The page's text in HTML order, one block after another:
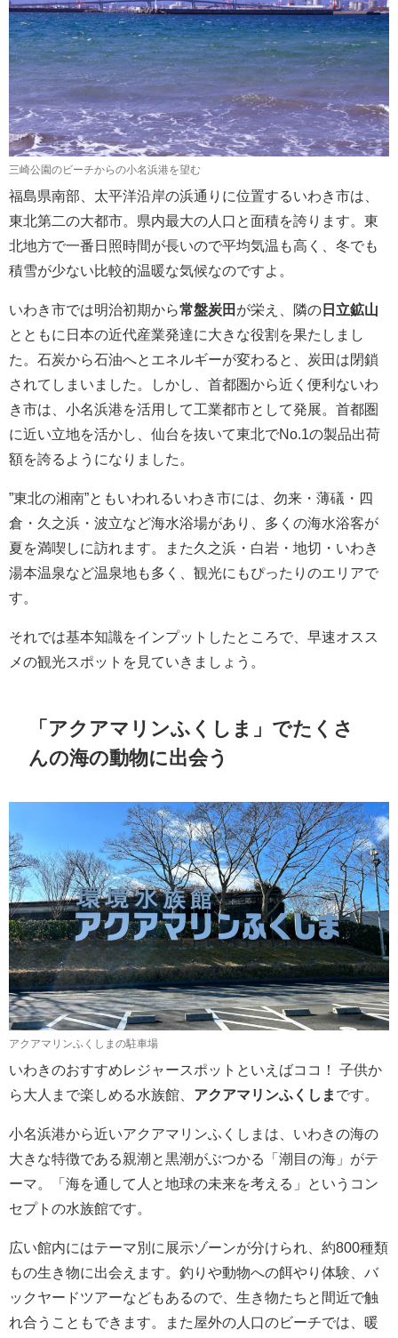
三崎公園のビーチからの小名浜港を望む
福島県南部、太平洋沿岸の浜通りに位置するいわき市は、
東北第二の大都市。県内最大の人口と面積を誇ります。東
北地方で一番日照時間が長いので平均気温も高く、冬でも
積雪が少ない比較的温暖な気候なのですよ。
いわき市では明治初期から常盤炭田 が栄え、隣の 日立鉱山
とともに日本の近代産業発達に大きな役割を果たしまし
た。石炭から石油へとエネルギーが変わると、炭田は閉鎖
されてしまいました。しかし、首都圏から近く便利ないわ
き市は、小名浜港を活用して工業都市として発展。首都圏
に近い立地を活かし、仙台を抜いて東北でNo.1の製品出荷
額を誇るようになりました。
”東北の湘南”ともいわれるいわき市には、勿来・薄礒・四
倉・久之浜・波立など海水浴場があり、多くの海水浴客が
夏を満喫しに訪れます。また久之浜・白岩・地切・いわき
湯本温泉など温泉地も多く、観光にもぴったりのエリアで
す。
それでは基本知識をインプットしたところで、早速オスス
メの観光スポットを見ていきましょう。
「アクアマリンふくしま」でたくさ
んの海の動物に出会う
アクアマリンふくしまの駐車場
いわきのおすすめレジャースポットといえばココ！ 子供か
ら大人まで楽しめる水族館、 アクアマリンふくしま です。
小名浜港から近いアクアマリンふくしまは、いわきの海の
大きな特徴である親潮と黒潮がぶつかる「潮目の海」がテ
ーマ。「海を通して人と地球の未来を考える」というコン
セプトの水族館です。
広い館内にはテーマ別に展示ゾーンが分けられ、約800種類
もの生き物に出会えます。釣りや動物への餌やり体験、バ
ックヤードツアーなどもあるので、生き物たちと間近で触
れ合うこともできます。また屋外の人口のビーチでは、暖